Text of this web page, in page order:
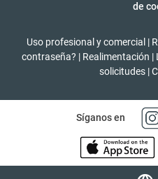
de
Uso profesional y comercial |
contraseña? | Realimentación |
solicitudes |
Síganos en